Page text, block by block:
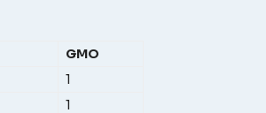
GMO
1
1